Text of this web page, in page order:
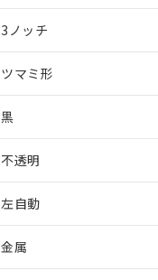
3ノッチ
ツマミ形
黒
不透明
左自動
金属